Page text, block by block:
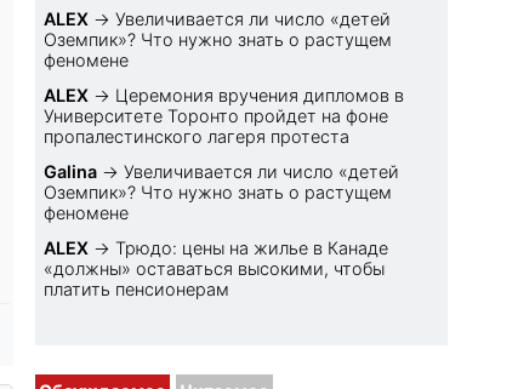
ALEX →Увеличивается ли число «детей
Оземпик»? Что нужно знать о растущем
феномене
ALEX → Церемония вручения дипломов в
Университете Торонто пройдет на фоне
пропалестинского лагеря протеста
Galina →Увеличивается ли число «детей
Оземпик»? Что нужно знать о растущем
феномене
ALEX →Трюдо: цены на жилье в Канаде
«должны» оставаться высокими, чтобы
платить пенсионерам